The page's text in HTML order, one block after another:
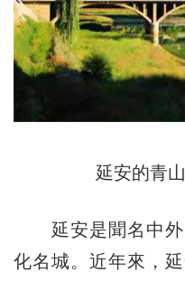
延安的青山
延安是聞名中外
化名城。近年來，